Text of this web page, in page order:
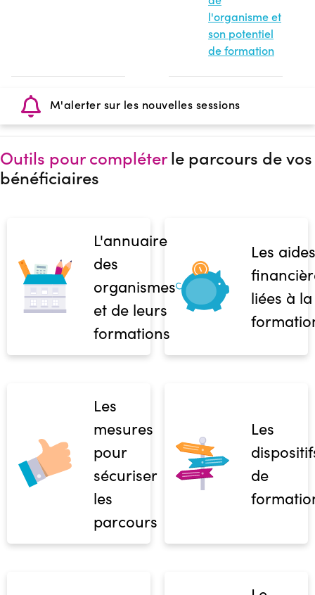
l'organisme et
son potentiel
de formation
M'alerter sur les nouvelles sessions
Outils pour compléterle parcours de vos
bénéficiaires
L'annuaire
des
organismes
et de leurs
formations
Les aides
liées à la
Les
mesures
pour
sécuriser
les
parcours
Les
de